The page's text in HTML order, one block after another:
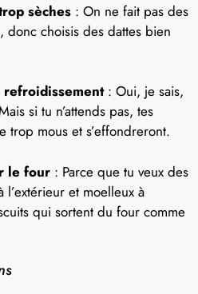
sèches : On ne fait pas des
donc choisis des dattes bien
refroidissement: Oui, je sais,
si tu n’attends pas, tes
trop mous et s’effondreront.
le four : Parce que tu veux des
l’extérieur et moelleux à
qui sortent du four comme